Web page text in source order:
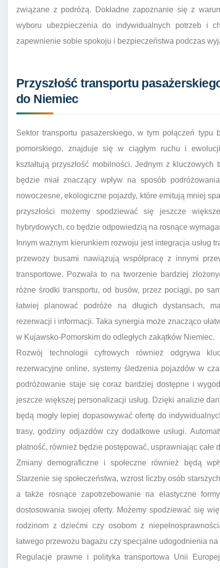
związane z podróżą. Dokładne zapoznanie się z
wyboru ubezpieczenia do indywidualnych potrzeb i
zapewnienie sobie spokoju i bezpieczeństwa podczas
Przyszłość transportu
do Niemiec
Sektor transportu pasażerskiego, w tym połączeń
pomorskiego, znajduje się w ciągłym ruchu i
kształtują przyszłość mobilności. Jednym z
będzie miał znaczący wpływ na sposób
nowoczesne, ekologiczne pojazdy, które emitują mniej
przyszłości możemy spodziewać się jeszcze
hybrydowych, co będzie odpowiedzią na rosnące
Innym ważnym kierunkiem rozwoju jest integracja usług
przewozy busami nawiązują współpracę z innymi
transportowe. Pozwala to na tworzenie bardziej
różne środki transportu, od busów, przez pociągi, po
łatwiej planować podróże na długich dystansach,
rezerwacji i informacji. Taka synergia może znacząco
w Kujawsko-Pomorskim do odległych zakątków Niemiec.
Rozwój technologii cyfrowych również odgrywa
rezerwacyjne online, systemy śledzenia pojazdów w
podróżowanie staje się coraz bardziej dostępne i
jeszcze większej personalizacji usług. Dzięki analizie
będą mogły lepiej dopasowywać ofertę do
trasy, godziny odjazdów czy dodatkowe usługi.
płatność, również będzie postępować, usprawniając całe
Zmiany demograficzne i społeczne również będą
Starzenie się społeczeństwa, wzrost liczby osób
a także rosnące zapotrzebowanie na elastyczne
dostosowania swojej oferty. Możemy spodziewać się
rodzinom z dziećmi czy osobom z
łatwego przewozu bagażu czy specjalne udogodnienia
Regulacje prawne i polityka transportowa Unii